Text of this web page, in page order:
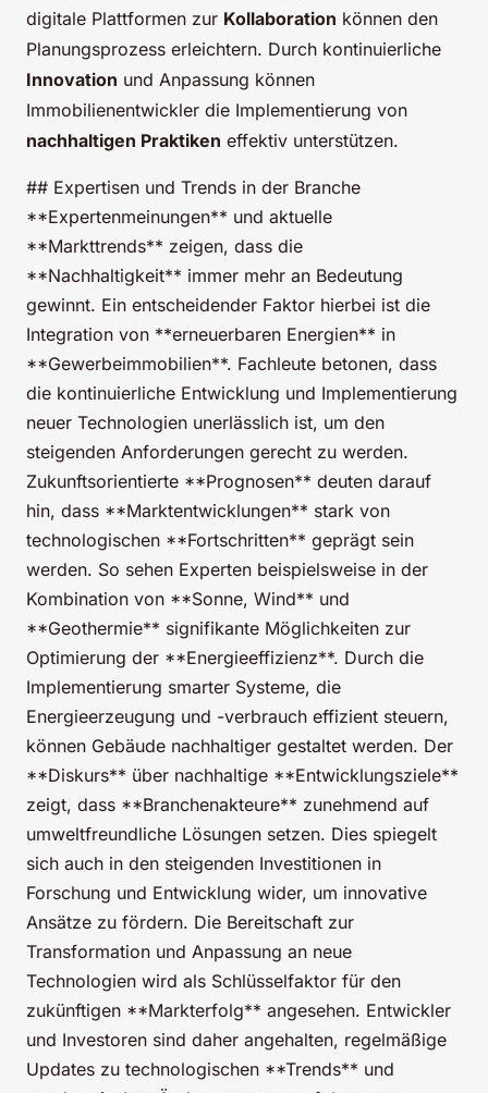
digitale Plattformen zur Kollaboration können den
Planungsprozess erleichtern. Durch kontinuierliche
Innovation und Anpassung können
Immobilienentwickler die Implementierung von
nachhaltigen Praktiken effektiv unterstützen.
## Expertisen und Trends in der Branche
**Expertenmeinungen** und aktuelle
**Markttrends** zeigen, dass die
**Nachhaltigkeit** immer mehr an Bedeutung
gewinnt. Ein entscheidender Faktor hierbei ist die
Integration von **erneuerbaren Energien** in
**Gewerbeimmobilien**. Fachleute betonen, dass
die kontinuierliche Entwicklung und Implementierung
neuer Technologien unerlässlich ist, um den
steigenden Anforderungen gerecht zu werden.
Zukunftsorientierte **Prognosen** deuten darauf
hin, dass **Marktentwicklungen** stark von
technologischen **Fortschritten** geprägt sein
werden. So sehen Experten beispielsweise in der
Kombination von **Sonne, Wind** und
**Geothermie** signifikante Möglichkeiten zur
Optimierung der **Energieeffizienz**. Durch die
Implementierung smarter Systeme, die
Energieerzeugung und -verbrauch effizient steuern,
können Gebäude nachhaltiger gestaltet werden. Der
**Diskurs** über nachhaltige **Entwicklungsziele**
zeigt, dass **Branchenakteure** zunehmend auf
umweltfreundliche Lösungen setzen. Dies spiegelt
sich auch in den steigenden Investitionen in
Forschung und Entwicklung wider, um innovative
Ansätze zu fördern. Die Bereitschaft zur
Transformation und Anpassung an neue
Technologien wird als Schlüsselfaktor für den
zukünftigen **Markterfolg** angesehen. Entwickler
und Investoren sind daher angehalten, regelmäßige
Updates zu technologischen **Trends** und